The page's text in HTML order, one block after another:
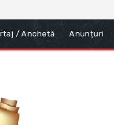
/ Anchetă Anunțuri